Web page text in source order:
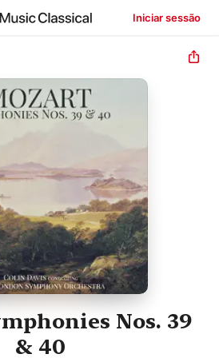
Iniciar sessão
Nos. 39
& 40